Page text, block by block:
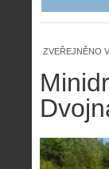
ZVEŘEJNĚNO V